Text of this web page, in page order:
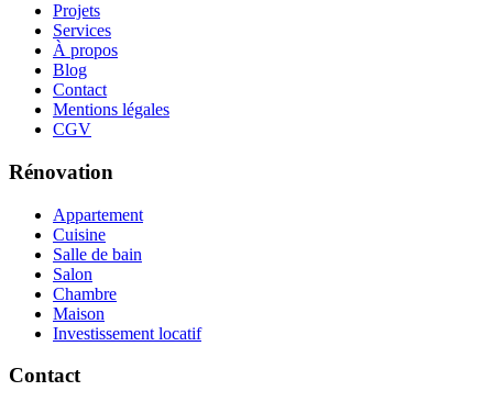
Projets
Services
À propos
Blog
Contact
Mentions légales
CGV
Rénovation
Appartement
Cuisine
Salle de bain
Salon
Chambre
Maison
Investissement locatif
Contact